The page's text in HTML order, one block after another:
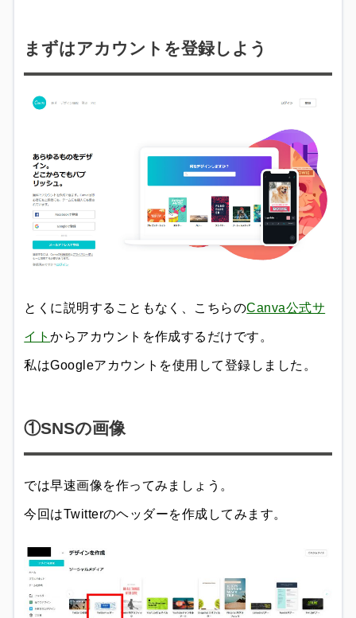
まずはアカウントを登録しよう
とくに説明することもなく、こちらのCanva公式サ
イトからアカウントを作成するだけです。
私はGoogleアカウントを使用して登録しました。
①SNSの画像
では早速画像を作ってみましょう。
今回はTwitterのヘッダーを作成してみます。